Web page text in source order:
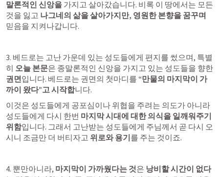
말론적인 신앙을 가지고 살아갔습니다. 비록 이 땅에서는 모든
것을 잃고 나그네의 삶을 살아가지만, 영원한 본향을 꿈꾸며
믿음을 지켜나갑니다.
3. 베드로는 고난 가운데 있는 성도들에게 편지를 썼으며, 특별
히 오늘 본문
권면입니다. 베드로는 권면의 첫마디를 “만물의 마지막이 가
까이 왔다”고 시작합니다.
이것은 성도들에게 공포심이나 위협을 주려는 의도가 아니라
성도들에게 다시 한번 마지막 시대에 대한 의식을 일깨워주기
위함입니다. 그래서 고난받는 성도들에게 주님께서 곧 다시 오
시니 조금만 더 버티자고 위로와 용기를 주는 것이죠.
4. 뿐만아니라, 마지막이 가까웠다는 것은 낭비할 시간이 없다